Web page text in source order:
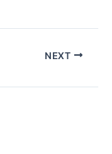
ar
NEXT